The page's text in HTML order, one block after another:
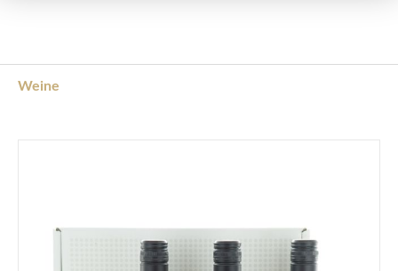
Weine